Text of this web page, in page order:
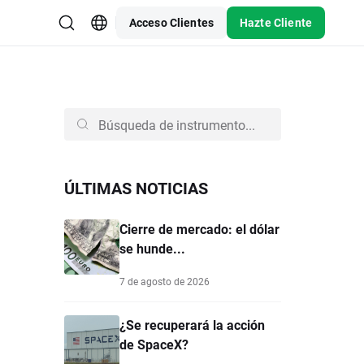
Acceso Clientes Hazte Cliente
ÚLTIMAS NOTICIAS
Cierre de mercado: el dólar
se hunde...
7 de agosto de 2026
¿Se recuperará la acción
de SpaceX?